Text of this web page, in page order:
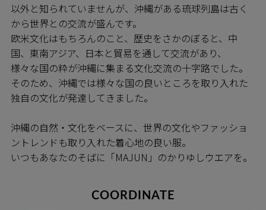
以外と知られていませんが、沖縄がある琉球列島は古く
から世界との交流が盛んです。
欧米文化はもちろんのこと、歴史をさかのぼると、中
国、東南アジア、日本と貿易を通して交流があり、
様々な国の粋が沖縄に集まる文化交流の十字路でした。
そのため、沖縄では様々な国の良いところを取り入れた
独自の文化が発達してきました。
沖縄の自然・文化をベースに、世界の文化やファッショ
ントレンドも取り入れた着心地の良い服。
いつもあなたのそばに「MAJUN」のかりゆしウエアを。
COORDINATE